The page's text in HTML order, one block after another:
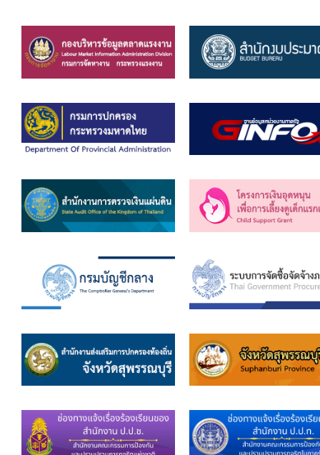
แบบฟอร์มบริหารงานบุคคล
รายงานตรวจสอบภายใน
รายงานเครื่องจักรกล อบจ.
ศูนย์อำนวยการการเลือกตั้ง สมาชิกสภาและนายก
งานแผนการบริหารจัดการความเสี่ยงของ อบจ.สุพร